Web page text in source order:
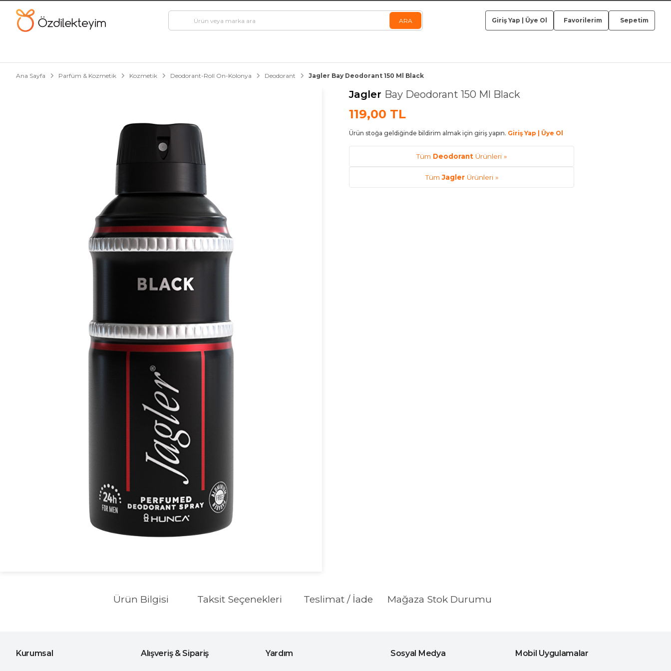
Giriş Yap Üye Ol Favorilerim Sepetim
Ana Sayfa Parfüm & Kozmetik Kozmetik Deodorant-Roll On-Kolonya Deodorant Jagler Bay Deodorant 150 Ml Black
Jagler Bay Deodorant 150 Ml Black
119,00 TL
Ürün stoğa geldiğinde bildirim almak için giriş yapın. Giriş Yap | Üye Ol
Tüm Deodorant Ürünleri »
TümJaglerÜrünleri »
Ürün Bilgisi Taksit Seçenekleri Teslimat / İade Mağaza Stok Durumu
Kurumsal Alışveriş & Sipariş Yardım Sosyal Medya Mobil Uygulamalar